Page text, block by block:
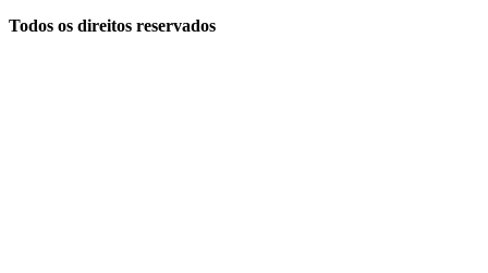
Todos os direitos reservados